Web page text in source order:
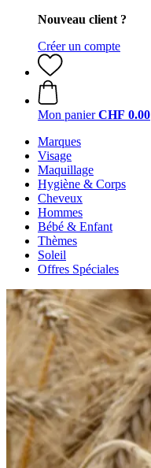
Nouveau client ?
Créer un compte
Mon panier CHF 0.00
Marques
Visage
Maquillage
Hygiène & Corps
Cheveux
Hommes
Bébé & Enfant
Thèmes
Soleil
Offres Spéciales